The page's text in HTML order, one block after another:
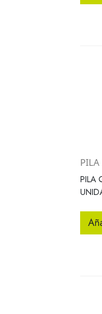
PILA
PILA